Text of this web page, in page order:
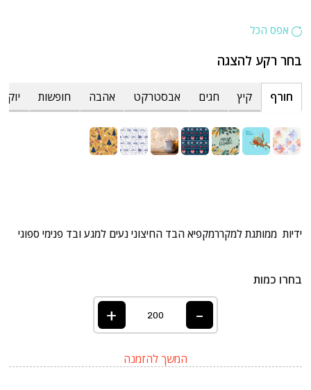
אפס הכל
בחר רקע להצגה
חורף קיץ חגים אבסטרקט אהבה חופשות
ידיות ממותגת למקררמקפיא הבד החיצוני נעים למגע ובד פנימי ספוגי
בחרו כמות
-
+
המשך להזמנה